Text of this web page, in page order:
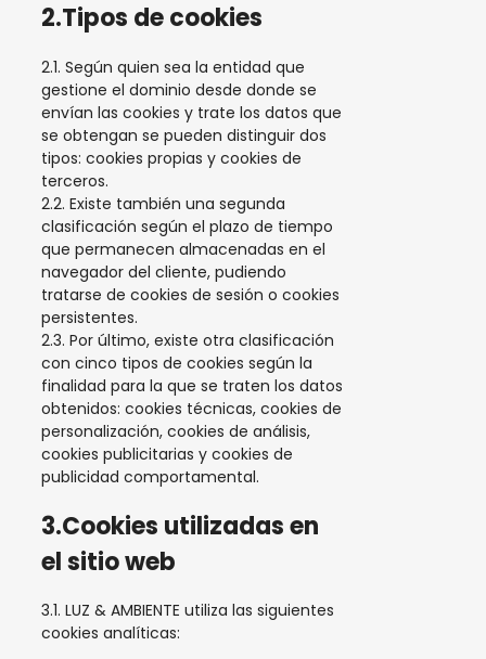
2.Tipos de cookies
2.1. Según quien sea la entidad que
gestione el dominio desde donde se
envían las cookies y trate los datos que
se obtengan se pueden distinguir dos
tipos: cookies propias y cookies de
terceros.
2.2. Existe también una segunda
clasificación según el plazo de tiempo
que permanecen almacenadas en el
navegador del cliente, pudiendo
tratarse de cookies de sesión o cookies
persistentes.
2.3. Por último, existe otra clasificación
con cinco tipos de cookies según la
finalidad para la que se traten los datos
obtenidos: cookies técnicas, cookies de
personalización, cookies de análisis,
cookies publicitarias y cookies de
publicidad comportamental.
3.Cookies utilizadas en
el sitio web
3.1. LUZ & AMBIENTE utiliza las siguientes
cookies analíticas: